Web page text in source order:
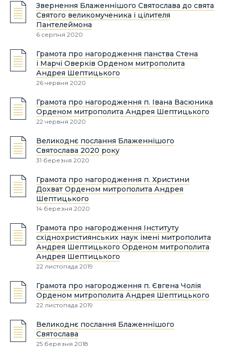
Звернення Блаженнішого Святослава до свята
Святого великомученика і цілителя
Пантелеймона
6 серпня 2020
Грамота про нагородження панства Стена
і Марчі Оверків Орденом митрополита
Андрея Шептицького
26 червня 2020
Грамота про нагородження п. Івана Васюника
Орденом митрополита Андрея Шептицького
22 червня 2020
Великоднє послання Блаженнішого
Святослава 2020 року
31 березня 2020
Грамота про нагородження п. Христини
Дохват Орденом митрополита Андрея
Шептицького
14 березня 2020
Грамота про нагородження Інституту
східнохристиянських наук імені митрополита
Андрея Шептицького Орденом митрополита
Андрея Шептицького
22 листопада 2019
Грамота про нагородження п. Євгена Чолія
Орденом митрополита Андрея Шептицького
22 листопада 2019
Великоднє послання Блаженнішого
Святослава
25 березня 2018